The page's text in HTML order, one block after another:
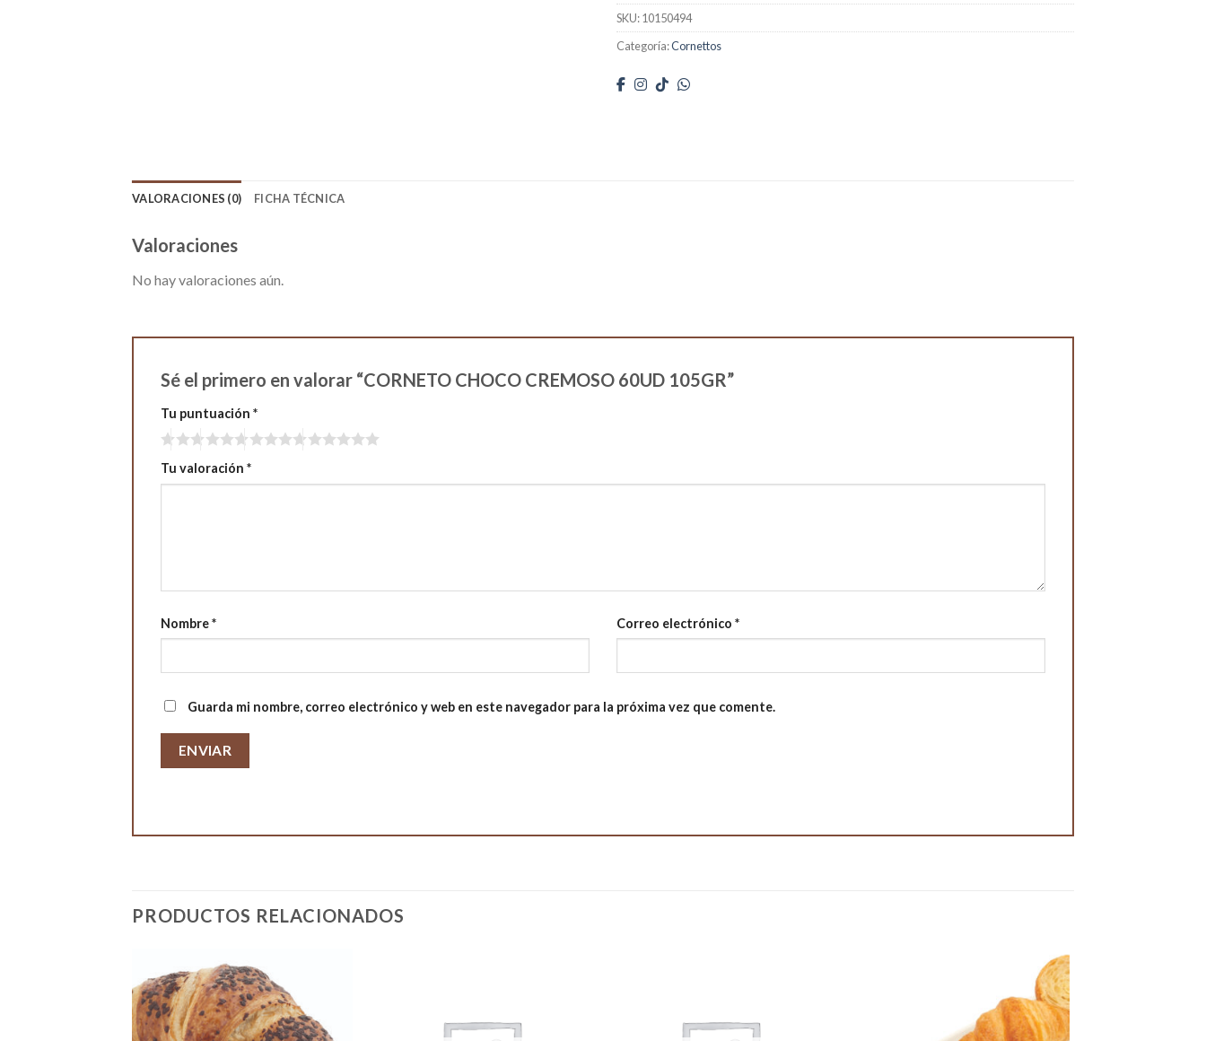
SKU:10150494
Categoría:Cornettos
VALORACIONES (0) FICHA TÉCNICA
Valoraciones
No hay valoraciones aún.
Sé el primero en valorar “CORNETO CHOCO CREMOSO 60UD 105GR”
Tu puntuación *
Tu valoración *
Nombre* Correo electrónico *
Guarda mi nombre, correo electrónico y web en este navegador para la próxima vez que comente.
PRODUCTOS RELACIONADOS